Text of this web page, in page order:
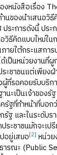
งหนังสือเรื่อง
นของนำเสนอวิ
ระการดังนี้ ประ
วิธีคิดแบบใหม่ใ
ภายใต้กระแสกา
เป็นหน่วยงานที่
ะชาชนแต่เพียง
ผู้ที่รอคอยรับบริก
นะเป็นเจ้าของรั
รัฐที่ทำหน้าที่บอก
ฐ และในระดับร
ระชาชนมักจะเป
อยู่เสมอ[2] หน่วย
ารณะ (Public